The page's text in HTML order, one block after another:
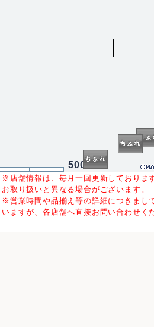
500m
※店舗情報は、毎月一回更新しておりま
お取り扱いと異なる場合がございます。
※営業時間や品揃え等の詳細につきまし
いますが、各店舗へ直接お問い合わせく